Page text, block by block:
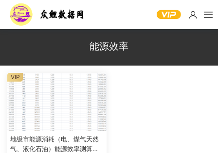
能源效率
地级市能源消耗（电、煤气天然
气、液化石油）能源效率测算
VIP